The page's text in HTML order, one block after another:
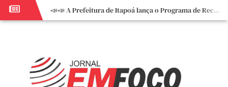
📣📣 A Prefeitura de Itapoá lança o Programa de Recuperação Fiscal (REFIS).
📢 Empreendedor do turismo, esta oportunidade é para você! Itapoá – SC.